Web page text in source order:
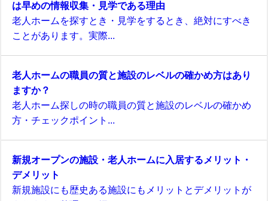
は早めの情報収集・見学である理由
老人ホームを探すとき・見学をするとき、絶対にすべき
ことがあります。実際...
老人ホームの職員の質と施設のレベルの確かめ方はあり
ますか？
老人ホーム探しの時の職員の質と施設のレベルの確かめ
方・チェックポイント...
新規オープンの施設・老人ホームに入居するメリット・
デメリット
新規施設にも歴史ある施設にもメリットとデメリットが